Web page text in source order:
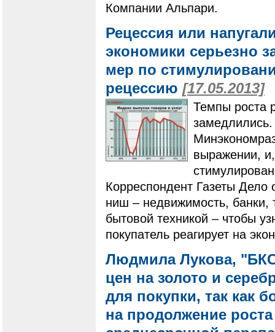
Компании Альпари.
Рецессия или
экономики серьезно
мер по
рецессию [17.05.2013]
Темпы роста
выражении,
Корреспондент Газеты Дело
ниш – недвижимость, банки,
бытовой техникой – чтобы
покупатель реагирует на
Людмила Лукова,
цен на золото и
для покупки, так как
на продолжение